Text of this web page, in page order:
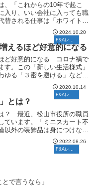
、「これからの10年で起こ
入り、いい会社に入っても職
される仕事は「ホワイトカ
ら」。つまり、ホ...2024.10.20
F&Aレポート
えるほど好意的になる
ど好意的になる コロナ禍で
す。この「新しい生活様式」
ゆる「３密を避ける」などが
飲み会も極端に減っ...2020.10.14
とは？
？ 最近、松山市役所の職員
ています。「ミニスカート不
以外の装飾品は身につけな
内に張り出されている...2022.08.26
で言うなら」